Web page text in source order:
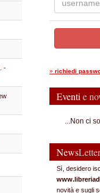
-
» richiedi
Eventi e
...Non ci
NewsLetter
Sì, desidero
novità e sugli